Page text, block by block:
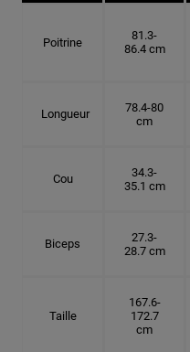
Poitrine
81.3-
86.4 cm
Longueur
78.4-80
cm
Cou
34.3-
35.1 cm
Biceps
27.3-
28.7 cm
Taille
167.6-
172.7
cm